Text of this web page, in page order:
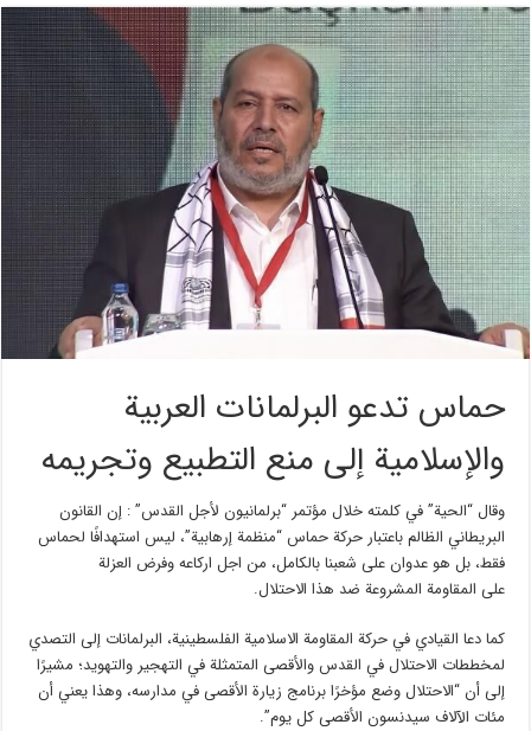
حماس تدعو البرلمانات العربية
والإسلامية إلى منع التطبيع وتجريمه
وقال “الحية” في كلمته خلال مؤتمر “برلمانيون لأجل القدس” : إن القانون
البريطاني الظالم باعتبار حركة حماس “منظمة إرهابية”، ليس استهدافًا لحماس
فقط، بل هو عدوان على شعبنا بالكامل، من اجل اركاعه وفرض العزلة
على المقاومة المشروعة ضد هذا الاحتلال.
كما دعا القيادي في حركة المقاومة الاسلامية الفلسطينية، البرلمانات إلى التصدي
لمخططات الاحتلال في القدس والأقصى المتمثلة في التهجير والتهويد؛ مشيرًا
إلى أن “الاحتلال وضع مؤخرًا برنامج زيارة الأقصى في مدارسه، وهذا يعني أن
مئات الآلاف سيدنسون الأقصى كل يوم”.